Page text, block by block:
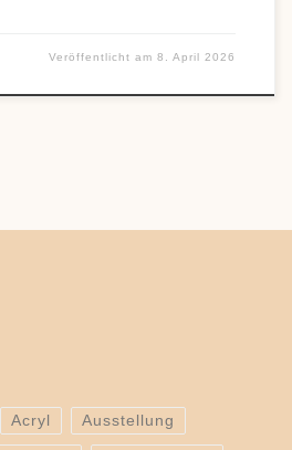
Veröffentlicht am8. April 2026
Acryl Ausstellung